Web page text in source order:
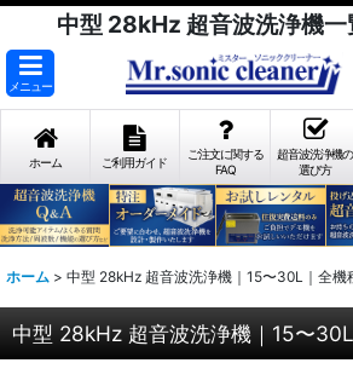
中型 28kHz 超音波洗浄機
メニュー
ホーム ご利用ガイド
ご注文に関する
FAQ
超音波洗浄機の
選び方
ホーム > 中型 28kHz 超音波洗浄機｜15〜30L｜全機
中型 28kHz 超音波洗浄機｜15〜